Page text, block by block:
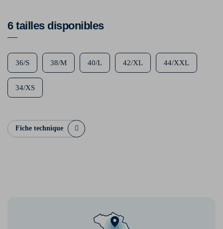
6 tailles disponibles
36/S 38/M 40/L 42/XL 44/XXL
34/XS
Fiche technique